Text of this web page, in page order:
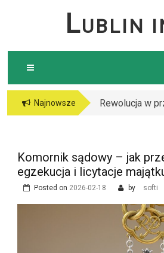
LUBLIN
Najnowsze
Rewolucja w
Serce placu
Komornik sądowy – jak
egzekucja i licytacje
Posted on 2026-02-18 by softi